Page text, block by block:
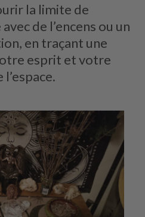
la limite de
de l’encens ou un
en traçant une
esprit et votre